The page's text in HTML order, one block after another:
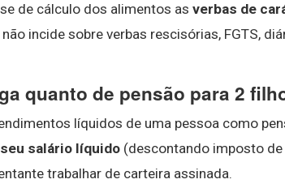
de cálculo dos alimentos as verbas de
incide sobre verbas rescisórias, FGTS,
quanto de pensão para 2
líquidos de uma pessoa como
seu salário líquido (descontando imposto
trabalhar de carteira assinada.